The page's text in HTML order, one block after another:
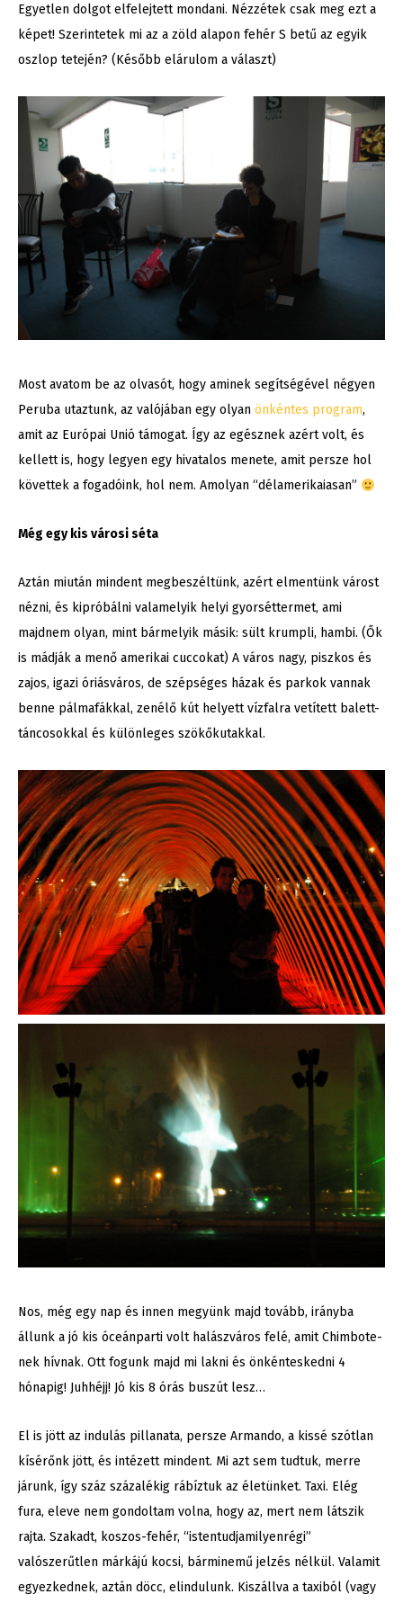
Egyetlen dolgot elfelejtett mondani. Nézzétek csak meg ezt a
képet! Szerintetek mi az a zöld alapon fehér S betű az egyik
oszlop tetején? (Később elárulom a választ)
Most avatom be az olvasót, hogy aminek segítségével négyen
Peruba utaztunk, az valójában egy olyan önkéntes program,
amit az Európai Unió támogat. Így az egésznek azért volt, és
kellett is, hogy legyen egy hivatalos menete, amit persze hol
követtek a fogadóink, hol nem. Amolyan “délamerikaiasan”
Még egy kis városi séta
Aztán miután mindent megbeszéltünk, azért elmentünk várost
nézni, és kipróbálni valamelyik helyi gyorséttermet, ami
majdnem olyan, mint bármelyik másik: sült krumpli, hambi. (Ők
is mádják a menő amerikai cuccokat) A város nagy, piszkos és
zajos, igazi óriásváros, de szépséges házak és parkok vannak
benne pálmafákkal, zenélő kút helyett vízfalra vetített balett-
táncosokkal és különleges szökőkutakkal.
Nos, még egy nap és innen megyünk majd tovább, irányba
állunk a jó kis óceánparti volt halászváros felé, amit Chimbote-
nek hívnak. Ott fogunk majd mi lakni és önkénteskedni 4
hónapig! Juhhéjj! Jó kis 8 órás buszút lesz…
El is jött az indulás pillanata, persze Armando, a kissé szótlan
kísérőnk jött, és intézett mindent. Mi azt sem tudtuk, merre
járunk, így száz százalékig rábíztuk az életünket. Taxi. Elég
fura, eleve nem gondoltam volna, hogy az, mert nem látszik
rajta. Szakadt, koszos-fehér, “istentudjamilyenrégi”
valószerűtlen márkájú kocsi, bárminemű jelzés nélkül. Valamit
egyezkednek, aztán döcc, elindulunk. Kiszállva a taxiból (vagy